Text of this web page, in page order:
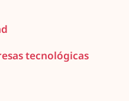
tecnológicas